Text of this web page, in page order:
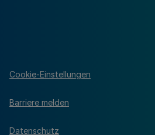
Cookie-Einstellungen
Barriere melden
Datenschutz